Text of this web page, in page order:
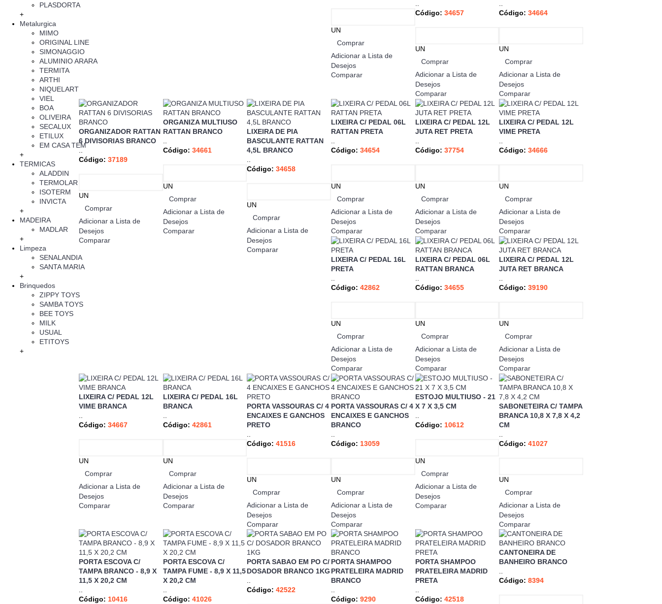
PLASDORTA
+
Metalurgica
MIMO
ORIGINAL LINE
SIMONAGGIO
ALUMINIO ARARA
TERMITA
ARTHI
NIQUELART
VIEL
BOA
OLIVEIRA
SECALUX
ETILUX
EM CASA TEM
+
TERMICAS
ALADDIN
TERMOLAR
ISOTERM
INVICTA
+
MADEIRA
MADLAR
+
Limpeza
SENALANDIA
SANTA MARIA
+
Brinquedos
ZIPPY TOYS
SAMBA TOYS
BEE TOYS
MILK
USUAL
ETITOYS
+
UN
Comprar
Adicionar a Lista de
Desejos
Comparar
Código: 34657
UN
Comprar
Adicionar a Lista de
Desejos
Comparar
Código: 34664
UN
Comprar
Adicionar a Lista de
Desejos
Comparar
ORGANIZADOR RATTAN
6 DIVISORIAS BRANCO
..
Código: 37189
UN
Comprar
Adicionar a Lista de
Desejos
Comparar
ORGANIZA MULTIUSO
RATTAN BRANCO
Código: 34661
UN
Comprar
Adicionar a Lista de
Desejos
Comparar
LIXEIRA DE PIA
BASCULANTE RATTAN
4,5L BRANCO
Código: 34658
UN
Comprar
Adicionar a Lista de
Desejos
Comparar
LIXEIRA C/ PEDAL 06L
RATTAN PRETA
Código: 34654
UN
Comprar
Adicionar a Lista de
Desejos
Comparar
LIXEIRA C/ PEDAL 12L
JUTA RET PRETA
Código: 37754
UN
Comprar
Adicionar a Lista de
Desejos
Comparar
LIXEIRA C/ PEDAL 12L
VIME PRETA
Código: 34666
UN
Comprar
Adicionar a Lista de
Desejos
Comparar
LIXEIRA C/ PEDAL 16L
PRETA
Código: 42862
UN
Comprar
Adicionar a Lista de
Desejos
Comparar
LIXEIRA C/ PEDAL 06L
RATTAN BRANCA
Código: 34655
UN
Comprar
Adicionar a Lista de
Desejos
Comparar
LIXEIRA C/ PEDAL 12L
JUTA RET BRANCA
Código: 39190
UN
Comprar
Adicionar a Lista de
Desejos
Comparar
LIXEIRA C/ PEDAL 12L
VIME BRANCA
Código: 34667
UN
Comprar
Adicionar a Lista de
Desejos
Comparar
LIXEIRA C/ PEDAL 16L
BRANCA
Código: 42861
UN
Comprar
Adicionar a Lista de
Desejos
Comparar
PORTA VASSOURAS C/ 4
ENCAIXES E GANCHOS
PRETO
Código: 41516
UN
Comprar
Adicionar a Lista de
Desejos
Comparar
PORTA VASSOURAS C/ 4
ENCAIXES E GANCHOS
BRANCO
Código: 13059
UN
Comprar
Adicionar a Lista de
Desejos
Comparar
ESTOJO MULTIUSO - 21
X 7 X 3,5 CM
Código: 10612
UN
Comprar
Adicionar a Lista de
Desejos
Comparar
SABONETEIRA C/ TAMPA
BRANCA 10,8 X 7,8 X 4,2
CM
Código: 41027
UN
Comprar
Adicionar a Lista de
Desejos
Comparar
PORTA ESCOVA C/
TAMPA BRANCO - 8,9 X
11,5 X 20,2 CM
..
Código: 10416
PORTA ESCOVA C/
TAMPA FUME - 8,9 X 11,5
X 20,2 CM
..
Código: 41026
PORTA SABAO EM PO C/
DOSADOR BRANCO 1KG
..
Código: 42522
PORTA SHAMPOO
PRATELEIRA MADRID
BRANCO
..
Código: 9290
PORTA SHAMPOO
PRATELEIRA MADRID
PRETA
..
Código: 42518
CANTONEIRA DE
BANHEIRO BRANCO
..
Código: 8394